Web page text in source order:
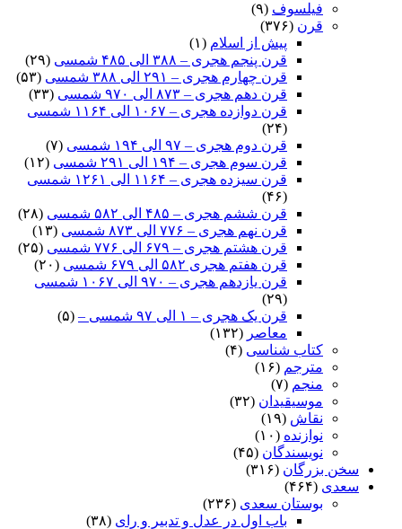
فیلسوف (۹)
قرن (۳۷۶)
پیش از اسلام (۱)
قرن پنجم هجری – ۳۸۸ الی ۴۸۵ شمسی
(۲۹)
قرن چهارم هجری – ۲۹۱ الی ۳۸۸ شمسی
(۵۳)
قرن دهم هجری – ۸۷۳ الی ۹۷۰ شمسی
(۳۳)
قرن دوازده هجری – ۱۰۶۷ الی ۱۱۶۴ شمسی
(۲۴)
قرن دوم هجری – ۹۷ الی ۱۹۴ شمسی
(۷)
قرن سوم هجری – ۱۹۴ الی ۲۹۱ شمسی
(۱۲)
قرن سیزده هجری – ۱۱۶۴ الی ۱۲۶۱ شمسی
(۴۶)
قرن ششم هجری – ۴۸۵ الی ۵۸۲ شمسی
(۲۸)
قرن نهم هجری – ۷۷۶ الی ۸۷۳ شمسی
(۱۳)
قرن هشتم هجری – ۶۷۹ الی ۷۷۶ شمسی
(۲۵)
قرن هفتم هجری ۵۸۲ الی ۶۷۹ شمسی
(۲۰)
قرن یازدهم هجری – ۹۷۰ الی ۱۰۶۷ شمسی
(۲۹)
قرن یک هجری – ۱ الی ۹۷ شمسی –
(۵)
معاصر (۱۳۲)
کتاب شناسی (۴)
مترجم (۱۶)
منجم (۷)
موسیقیدان (۳۲)
نقاش (۱۹)
نوازنده (۱۰)
نویسندگان (۴۵)
سخن بزرگان (۳۱۶)
سعدی (۴۶۴)
بوستان سعدی (۲۳۶)
باب اول در عدل و تدبیر و رای (۳۸)